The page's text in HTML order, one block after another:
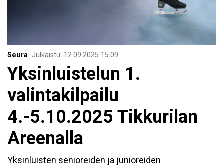
Seura Julkaistu: 12.09.2025 15.09
Yksinluistelun 1.
valintakilpailu
4.-5.10.2025 Tikkurilan
Areenalla
Yksinluisten senioreiden ja junioreiden